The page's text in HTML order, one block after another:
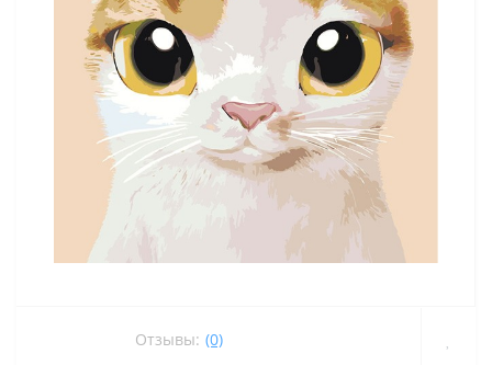
Отзывы: (0)